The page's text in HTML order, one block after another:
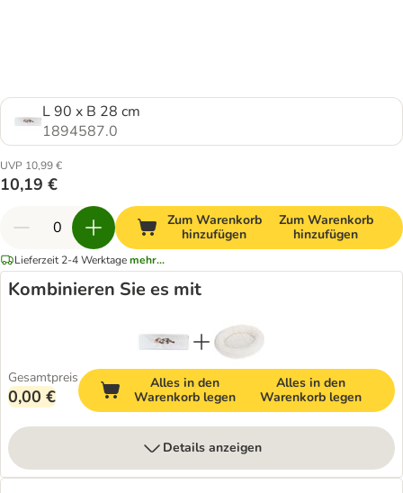
L 90 x B 28 cm
1894587.0
UVP 10,99 €
10,19 €
Zum Warenkorb
hinzufügen
Zum Warenkorb
hinzufügen
Lieferzeit 2-4 Werktagemehr...
Kombinieren Sie es mit
Gesamtpreis
0,00 €
Alles in den
Warenkorb legen
Alles in den
Warenkorb legen
Details anzeigen